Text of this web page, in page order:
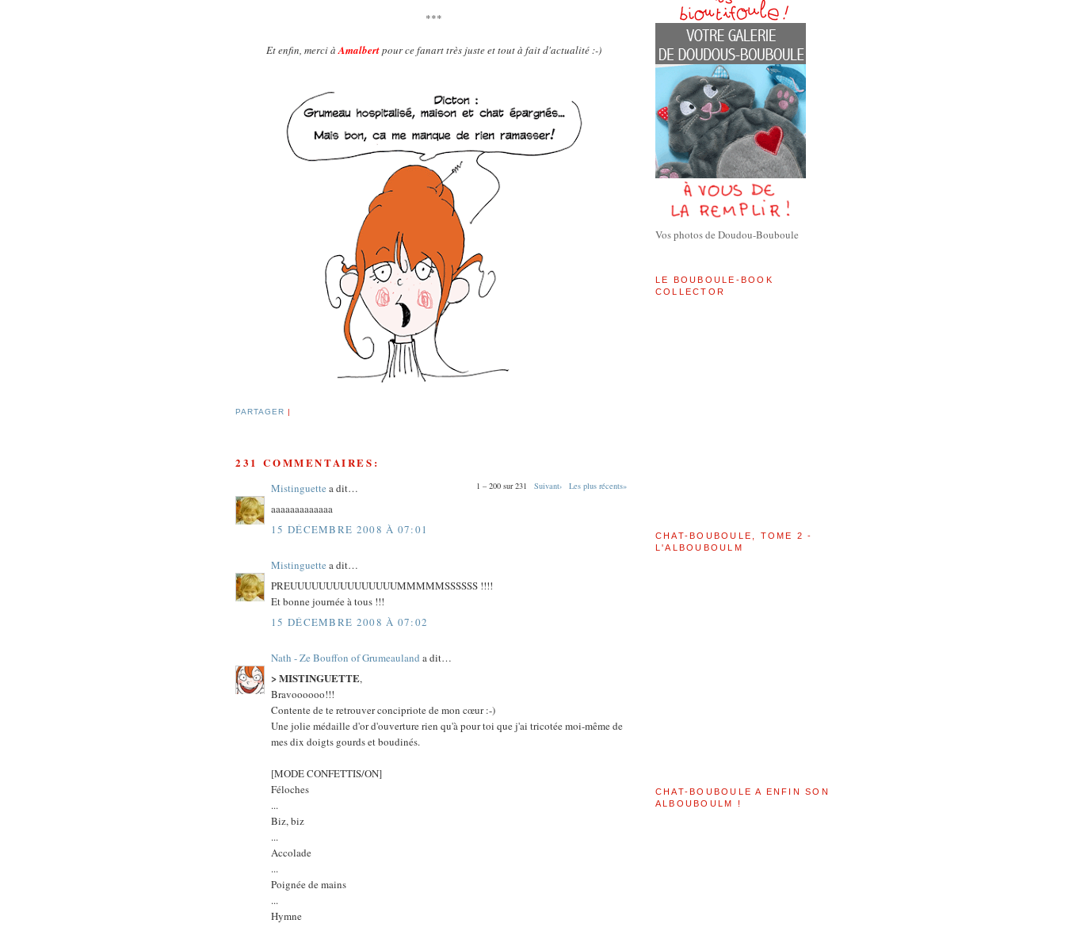
***
Et enfin, merci àAmalbertpour ce fanart très juste et tout à fait d'actualité :-)
PARTAGER |
231 COMMENTAIRES:
1 – 200 sur 231 Suivant› Les plus récents»
Mistinguette a dit…
aaaaaaaaaaaaa
15 DÉCEMBRE 2008 À 07:01
Mistinguette a dit…
PREUUUUUUUUUUUUUUUMMMMMSSSSSS !!!!
Et bonne journée à tous !!!
15 DÉCEMBRE 2008 À 07:02
Nath - Ze Bouffon of Grumeauland a dit…
> MISTINGUETTE,
Bravoooooo!!!
Contente de te retrouver concipriote de mon cœur :-)
Une jolie médaille d'or d'ouverture rien qu'à pour toi que j'ai tricotée moi-même de
mes dix doigts gourds et boudinés.
[MODE CONFETTIS/ON]
Féloches
...
Biz, biz
...
Accolade
...
Poignée de mains
...
Hymne
Vos photos de Doudou-Bouboule
LE BOUBOULE-BOOK
COLLECTOR
CHAT-BOUBOULE, TOME 2 -
L'ALBOUBOULM
CHAT-BOUBOULE A ENFIN SON
ALBOUBOULM !